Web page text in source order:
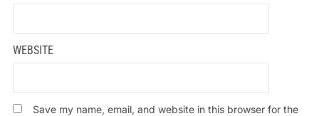
WEBSITE
Save my name, email, and website in this browser for the